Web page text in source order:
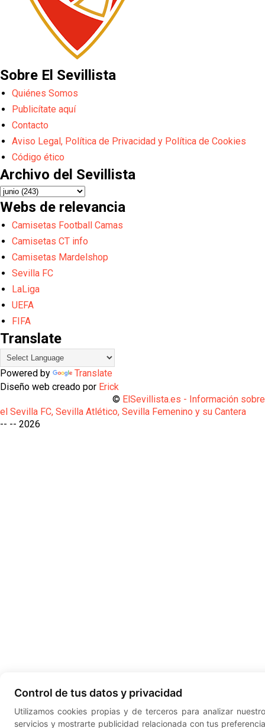
Sobre El Sevillista
Quiénes Somos
Publicítate aquí
Contacto
Aviso Legal, Política de Privacidad y Política de Cookies
Código ético
Archivo del Sevillista
Webs de relevancia
Camisetas Football Camas
Camisetas CT info
Camisetas Mardelshop
Sevilla FC
LaLiga
UEFA
FIFA
Translate
Powered by
Translate
Diseño web creado por Erick
© ElSevillista.es - Información sobre
el Sevilla FC, Sevilla Atlético, Sevilla Femenino y su Cantera
-- --
Control de tus datos y privacidad
Utilizamos cookies propias y de terceros para analizar
servicios y mostrarte publicidad relacionada con tus
2026